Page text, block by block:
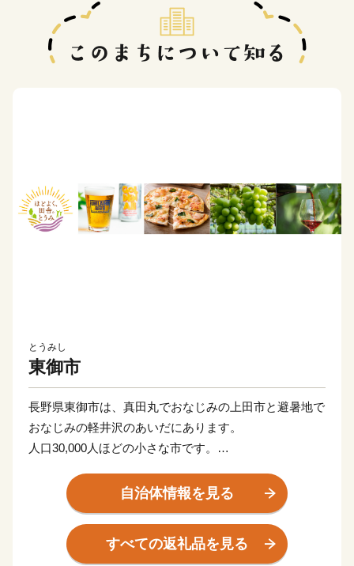
とうみし
東御市
長野県東御市は、真田丸でおなじみの上田市と避暑地で
おなじみの軽井沢のあいだにあります。
人口30,000人ほどの小さな市です。
ので年間通じて住みやすいまちです。
「とうみ」とも読めないし、ちょっと知名度が低いかも
しれない。でもとにかく、良いまちなんです。
自治体情報を見る
すべての返礼品を見る